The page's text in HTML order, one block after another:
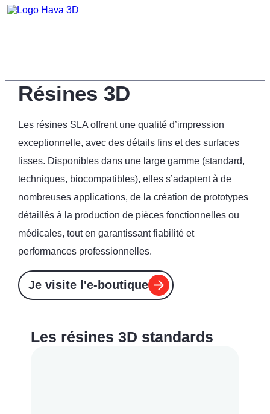
Résines 3D
Les résines SLA offrent une qualité d’impression
exceptionnelle, avec des détails fins et des surfaces
lisses. Disponibles dans une large gamme (standard,
techniques, biocompatibles), elles s’adaptent à de
nombreuses applications, de la création de prototypes
détaillés à la production de pièces fonctionnelles ou
médicales, tout en garantissant fiabilité et
performances professionnelles.
Je visite l'e-boutique
Les résines 3D standards